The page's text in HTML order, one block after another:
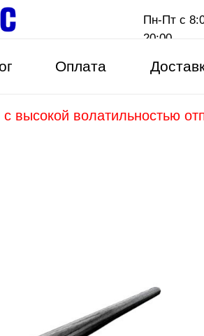
Пн-Пт с
20:00
Оплата
с высокой волатильностью